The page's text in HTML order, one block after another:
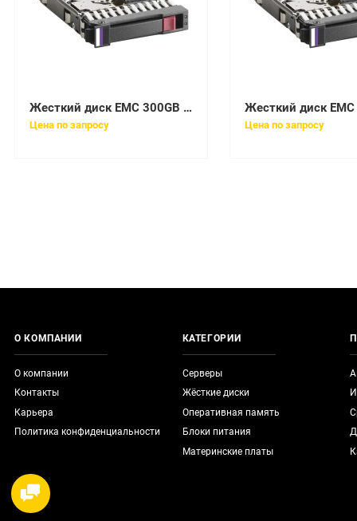
Жесткий диск EMC 300GB 6G 15K 3.5 SAS HDD [005049671]
Цена по запросу Цена по запросу
О КОМПАНИИ
О компании
Контакты
Карьера
Политика конфиденциальности
КАТЕГОРИИ
Серверы
Жёсткие диски
Оперативная память
Блоки питания
Материнские платы